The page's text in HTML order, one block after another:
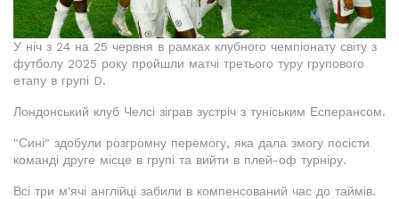
У ніч з 24 на 25 червня в рамках клубного чемпіонату світу з
футболу 2025 року пройшли матчі третього туру групового
етапу в групі D.
Лондонський клуб Челсі зіграв зустріч з туніським Есперансом.
"Сині" здобули розгромну перемогу, яка дала змогу посісти
команді друге місце в групі та вийти в плей-оф турніру.
Всі три м'ячі англійці забили в компенсований час до таймів.